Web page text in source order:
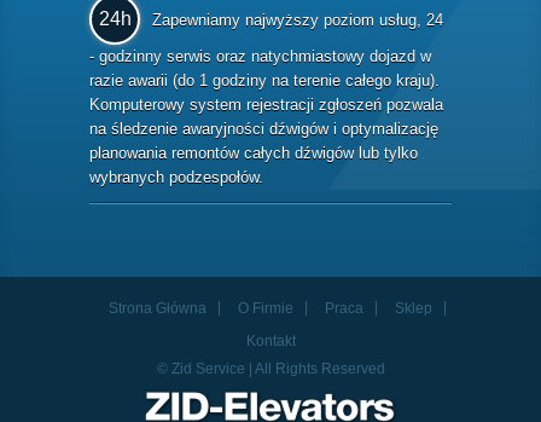
24h
Zapewniamy najwyższy poziom usług, 24
- godzinny serwis oraz natychmiastowy dojazd w
razie awarii (do 1 godziny na terenie całego kraju).
Komputerowy system rejestracji zgłoszeń pozwala
na śledzenie awaryjności dźwigów i optymalizację
planowania remontów całych dźwigów lub tylko
wybranych podzespołów.
Strona Główna O Firmie Praca
Sklep
Kontakt
© Zid Service | All Rights Reserved